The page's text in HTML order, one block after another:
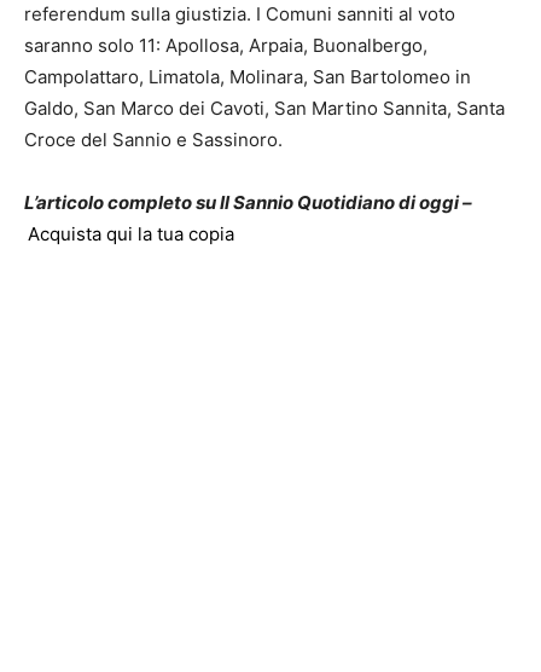
referendum sulla giustizia. I Comuni sanniti al voto
saranno solo 11: Apollosa, Arpaia, Buonalbergo,
Campolattaro, Limatola, Molinara, San Bartolomeo in
Galdo, San Marco dei Cavoti, San Martino Sannita, Santa
Croce del Sannio e Sassinoro.
L’articolo completo su Il Sannio Quotidiano di oggi –
Acquista qui la tua copia